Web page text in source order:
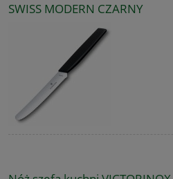
SWISS MODERN CZARNY